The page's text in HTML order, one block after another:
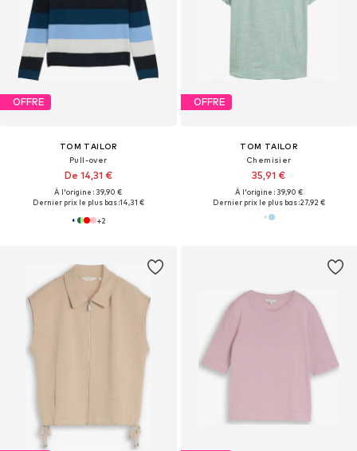
OFFRE
TOM TAILOR
Pull-over
De 14,31 €
À l'origine : 39,90 €
Dernier prix le plus bas :14,31 €
+2
OFFRE
TOM TAILOR
Chemisier
35,91 €
À l'origine : 39,90 €
Dernier prix le plus bas :27,92 €